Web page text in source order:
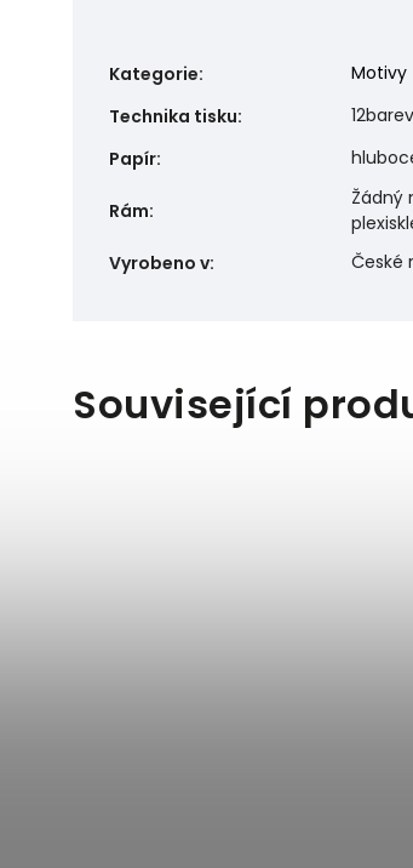
Kategorie:
Motivy
Technika tisku:
Papír:
Rám:
Žádný
Vyrobeno v: České
Související